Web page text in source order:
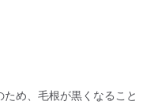
ため、毛根が黒くなること